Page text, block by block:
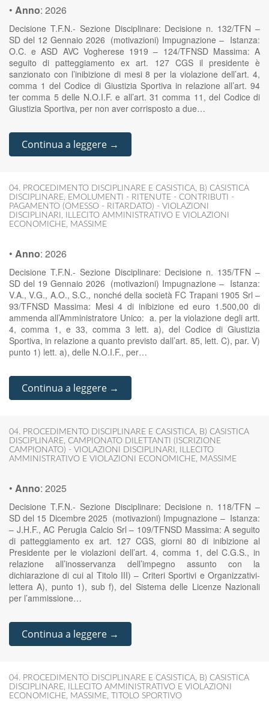
• Anno: 2026
Decisione T.F.N.- Sezione Disciplinare: Decisione n. 132/TFN –
SD del 12 Gennaio 2026 (motivazioni) Impugnazione – Istanza:
O.C. e ASD AVC Vogherese 1919 – 124/TFNSD Massima: A
seguito di patteggiamento ex art. 127 CGS il presidente è
sanzionato con l’inibizione di mesi 8 per la violazione dell’art. 4,
comma 1 del Codice di Giustizia Sportiva in relazione all’art. 94
ter comma 5 delle N.O.I.F. e all’art. 31 comma 11, del Codice di
Giustizia Sportiva, per non aver corrisposto a due…
Continua a leggere →
04. PROCEDIMENTO DISCIPLINARE E CASISTICA, B) CASISTICA
DISCIPLINARE, EMOLUMENTI - RITENUTE - CONTRIBUTI -
PAGAMENTO (OMESSO - RITARDATO) - VIOLAZIONI
DISCIPLINARI ,
ILLECITO AMMINISTRATIVO E VIOLAZIONI
ECONOMICHE, MASSIME
• Anno: 2026
Decisione T.F.N.- Sezione Disciplinare: Decisione n. 135/TFN –
SD del 19 Gennaio 2026 (motivazioni) Impugnazione – Istanza:
V.A., V.G., A.O., S.C., nonché della società FC Trapani 1905 Srl –
93/TFNSD Massima: Mesi 4 di inibizione ed euro 1.500,00 di
ammenda all’Amministratore Unico: a. per la violazione degli artt.
4, comma 1, e 33, comma 3 lett. a), del Codice di Giustizia
Sportiva, in relazione a quanto previsto dall’art. 85, lett. C), par. V)
punto 1) lett. a), delle N.O.I.F., per…
Continua a leggere →
04. PROCEDIMENTO DISCIPLINARE E CASISTICA, B) CASISTICA
DISCIPLINARE, CAMPIONATO DILETTANTI (ISCRIZIONE
CAMPIONATO) - VIOLAZIONI DISCIPLINARI ,
ILLECITO
AMMINISTRATIVO E VIOLAZIONI ECONOMICHE, MASSIME
• Anno: 2025
Decisione T.F.N.- Sezione Disciplinare: Decisione n. 118/TFN –
SD del 15 Dicembre 2025 (motivazioni) Impugnazione – Istanza:
– J.H.F., AC Perugia Calcio Srl – 109/TFNSD Massima: A seguito
di patteggiamento ex art. 127 CGS, giorni 80 di inibizione al
Presidente per le violazioni dell’art. 4, comma 1, del C.G.S., in
relazione all’inosservanza dell’impegno assunto con la
dichiarazione di cui al Titolo III) – Criteri Sportivi e Organizzativi-
lettera A), punto 1), sub f), del Sistema delle Licenze Nazionali
per l’ammissione…
Continua a leggere →
04. PROCEDIMENTO DISCIPLINARE E CASISTICA, B) CASISTICA
DISCIPLINARE,
ILLECITO AMMINISTRATIVO E VIOLAZIONI
ECONOMICHE, MASSIME, TITOLO SPORTIVO